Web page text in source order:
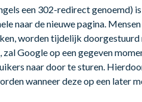
een 302-redirect genoemd)
naar de nieuwe pagina.
worden tijdelijk doorgestuurd
Google op een gegeven
naar door te sturen.
wanneer deze op een later